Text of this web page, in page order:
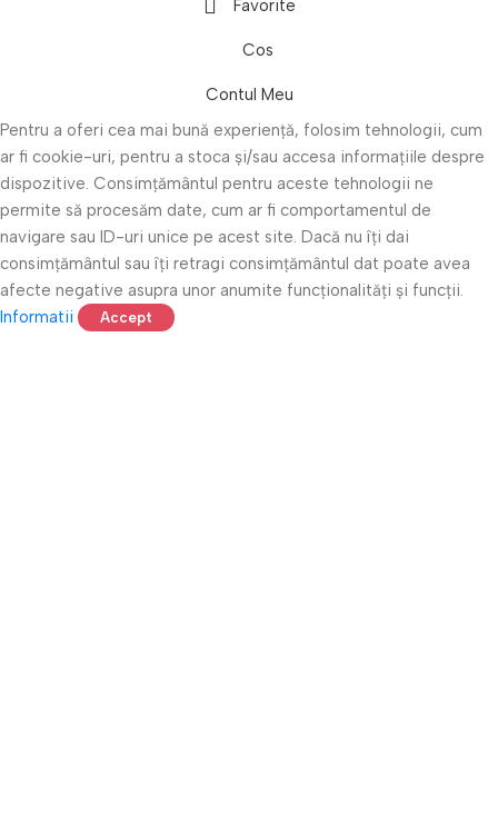
Favorite
Cos
Contul Meu
Pentru a oferi cea mai bună experiență, folosim tehnologii, cum
ar fi cookie-uri, pentru a stoca și/sau accesa informațiile despre
dispozitive. Consimțământul pentru aceste tehnologii ne
permite să procesăm date, cum ar fi comportamentul de
navigare sau ID-uri unice pe acest site. Dacă nu îți dai
consimțământul sau îți retragi consimțământul dat poate avea
afecte negative asupra unor anumite funcționalități și funcții.
Informatii
Accept